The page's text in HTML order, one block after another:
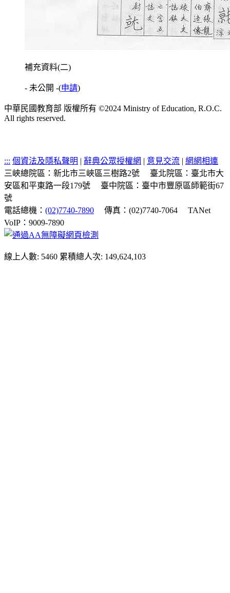
補充資料(二)
- 未公開 -(申請)
中華民國教育部 版權所有 ©2024 Ministry of Education, R.O.C.
All rights reserved.
::: 個資法及隱私聲明 | 辭典公眾授權網 | 意見交流 | 網網相連
三峽總院區：新北市三峽區三樹路2號
臺北院區：臺北市大
安區和平東路一段179號
臺中院區：臺中市豐原區師範街67
號
電話總機： (02)7740-7890 傳真：(02)7740-7064
TANet
VoIP：9009-7890
線上人數: 5460 累積總人次: 149,624,103